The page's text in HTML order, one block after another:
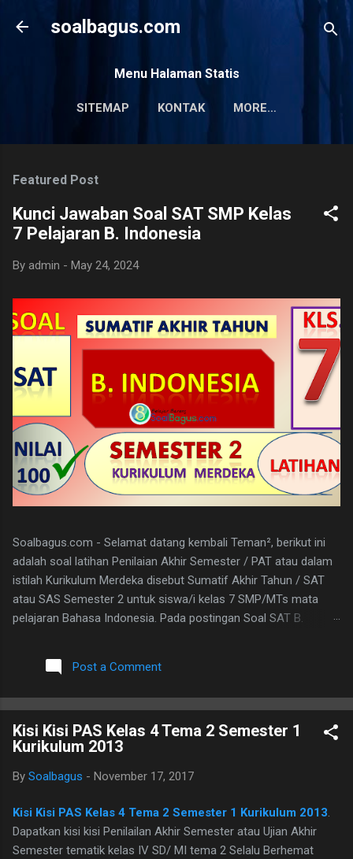
Skip to main content
soalbagus.com
Menu Halaman Statis
SITEMAP KONTAK MORE…
PRIVACY POLICY
Featured Post
Kunci Jawaban Soal SAT SMP Kelas
7 Pelajaran B. Indonesia
By admin - May 24, 2024
Soalbagus.com - Selamat datang kembali Teman², berikut ini
adalah soal latihan Penilaian Akhir Semester / PAT atau dalam
istilah Kurikulum Merdeka disebut Sumatif Akhir Tahun / SAT
atau SAS Semester 2 untuk siswa/i kelas 7 SMP/MTs mata
pelajaran Bahasa Indonesia. Pada postingan Soal SAT B.
Semoga soalnya bisa sama atau paling tidak menyerupai atau
sebagai patokan dalam mengerjakan soal-soal mengingat
B. Ind Kelas 7 ini terdiri dari 25 butir soal, 20 pilihan ganda dan 5
essay. Berikut adalah kunci jawaban yg dimaksud, adapun
naskah soalnya silahkan di download saja pada tautan dibawah
ini. I. PILIHAN GANDA 1. D 2. A 3. C 4. B 5. B 6. B 7. C 8. A 9. D
II.URAIAN 1. Judul Berita, Teras Berita, dan Isi Berita 2. Judul
buku, nama pembuat buku dan logo penerbit 3. a.
mengungkapkan perasaan, b. menyampaikan i...
Post a Comment
Kisi Kisi PAS Kelas 4 Tema 2 Semester 1
Kurikulum 2013
By Soalbagus - November 17, 2017
Kisi Kisi PAS Kelas 4 Tema 2 Semester 1 Kurikulum 2013.
Dapatkan kisi kisi Penilailan Akhir Semester atau Ujian Akhir
Semester tematik kelas IV SD/ MI tema 2 Selalu Berhemat